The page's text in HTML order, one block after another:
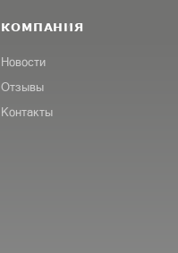
КОМПАНИЯ
Новости
Отзывы
Контакты